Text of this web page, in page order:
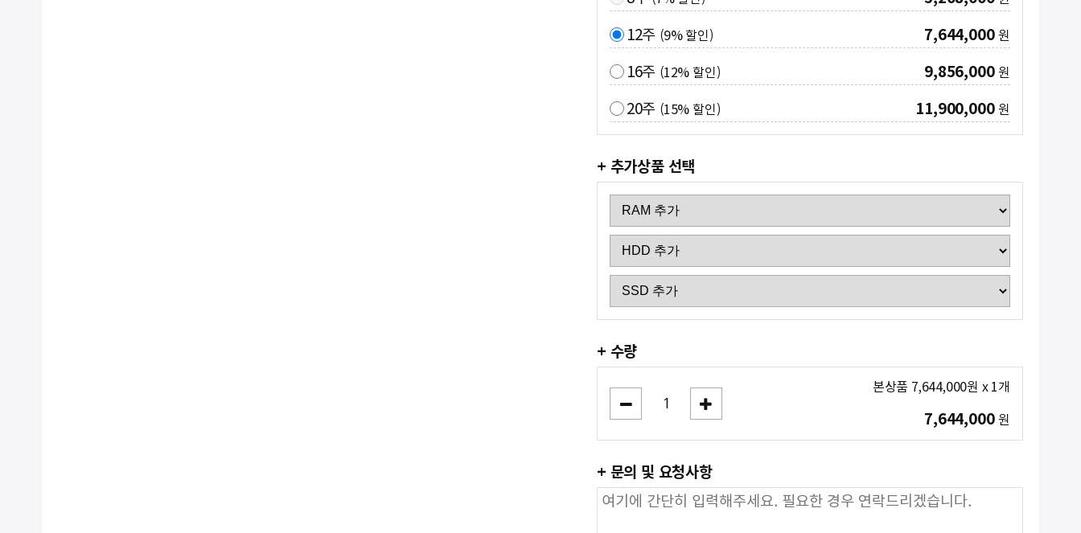
12주 (9% 할인) 7,644,000 원
16주 (12% 할인) 9,856,000 원
20주 (15% 할인) 11,900,000 원
+ 추가상품 선택
+ 수량
본상품 7,644,000원 x 1 개
7,644,000 원
+ 문의 및 요청사항